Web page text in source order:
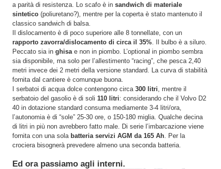
a parità di resistenza. Lo scafo è in sandwich di materiale
sintetico (poliuretano?), mentre per la coperta è stato mantenuto il
classico sandwich di balsa.
Il dislocamento è di poco superiore alle 8 tonnellate, con un
rapporto zavorra/dislocamento di circa il 35% . Il bulbo è a siluro.
Peccato sia in ghisa e non in piombo. L’optional in piombo sembra
sia disponibile, ma solo per l’allestimento “racing”, che pesca 2,40
metri invece dei 2 metri della versione standard. La curva di stabilità
fornita dal cantiere è comunque buona.
I serbatoi di acqua dolce contengono circa 300 litri , mentre il
serbatoio del gasolio è di soli 110 litri: considerando che il Volvo D2
40 in dotazione standard consuma mediamente 3-4 litri/ora,
l’autonomia è di “sole” 25-30 ore, o 150-180 miglia. Qualche decina
di litri in più non avrebbero fatto male. Di serie l’imbarcazione viene
fornita con una sola batteria servizi AGM da 165 Ah . Per la
crociera bisognerà prevedere almeno una seconda batteria.
Ed ora passiamo agli interni.